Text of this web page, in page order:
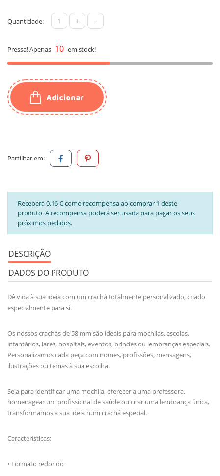
Quantidade: + -
Pressa! Apenas 10 em stock!
Adicionar
Partilhar em:
Receberá 0,16 € como recompensa ao comprar 1 deste
produto. A recompensa poderá ser usada para pagar os seus
próximos pedidos.
DESCRIÇÃO
DADOS DO PRODUTO
Dê vida à sua ideia com um crachá totalmente personalizado, criado
especialmente para si.
Os nossos crachás de 58 mm são ideais para mochilas, escolas,
infantários, lares, hospitais, eventos, brindes ou lembranças especiais.
Personalizamos cada peça com nomes, profissões, mensagens,
ilustrações ou temas à sua escolha.
Seja para identificar uma mochila, oferecer a uma professora,
homenagear um profissional de saúde ou criar uma lembrança única,
transformamos a sua ideia num crachá especial.
Características:
• Formato redondo